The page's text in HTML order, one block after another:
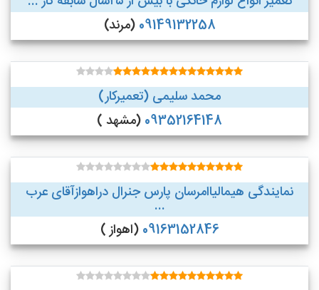
09149132258(مرند)
محمد سلیمی (تعمیرکار)
09352164148(مشهد )
نمایندگی هیمالیاامرسان پارس جنرال دراهوازآقای عرب
...
09163152846(اهواز )